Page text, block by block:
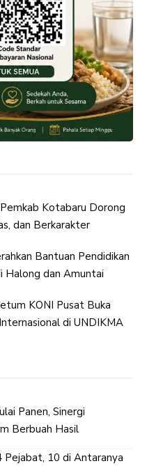
Kotabaru Dorong
dan Berkarakter
Bantuan Pendidikan
Halong dan Amuntai
KONI Pusat Buka
di UNDIKMA
Panen, Sinergi
Berbuah Hasil
10 di Antaranya